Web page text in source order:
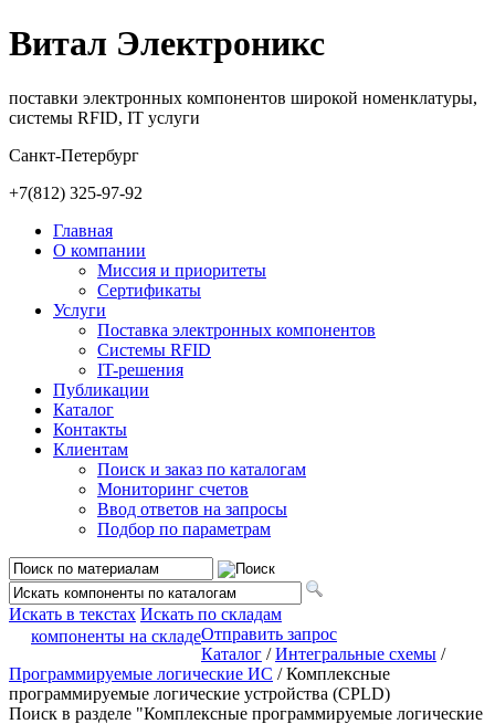
Витал Электроникс
поставки электронных компонентов широкой номенклатуры,
системы RFID, IT услуги
Санкт-Петербург
+7(812) 325-97-92
Главная
О компании
Миссия и приоритеты
Сертификаты
Услуги
Поставка электронных компонентов
Cистемы RFID
IT-решения
Публикации
Каталог
Контакты
Клиентам
Поиск и заказ по каталогам
Мониторинг счетов
Ввод ответов на запросы
Подбор по параметрам
Искать в текстах Искать по складам
компоненты на складеОтправить запрос
Каталог /Интегральные схемы /
Программируемые логические ИС / Комплексные
программируемые логические устройства (CPLD)
Поиск в разделе "Комплексные программируемые логические